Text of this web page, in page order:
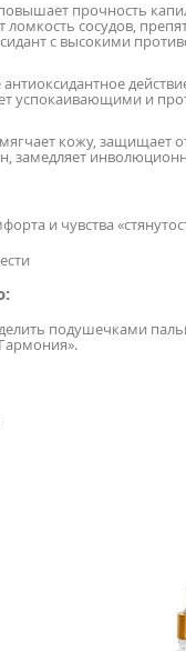
прочность
сосудов,
с высокими
успокаивающими и
кожу,
замедляет
и чувства
подушечками